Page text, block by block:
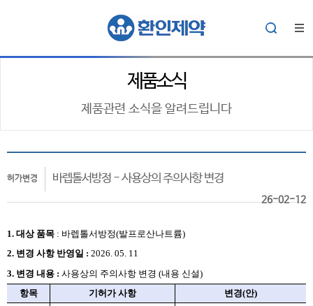
제품소식
제품관련 소식을 알려드립니다
허가변경 바렙톨서방정 - 사용상의 주의사항 변경
26-02-12
1. 대상품목 : 바렙톨서방정(발프로산나트륨)
2. 변경 사항 반영일 : 2026. 05. 11
3. 변경 내용 : 사용상의 주의사항 변경 (내용 신설)
항목
기허가 사항 변경(안)